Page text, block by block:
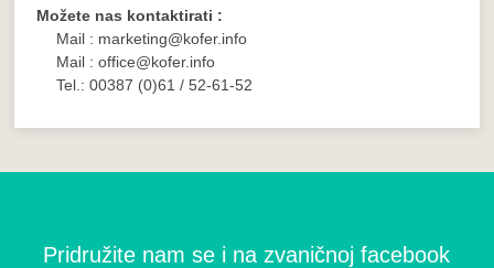
Možete nas kontaktirati :
Mail : marketing@kofer.info
Mail : office@kofer.info
Tel.: 00387 (0)61 / 52-61-52
Pridružite nam se i na zvaničnoj facebook